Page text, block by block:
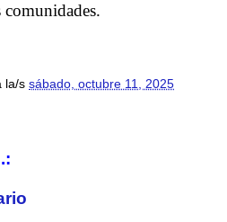
la/s sábado, octubre 11, 2025